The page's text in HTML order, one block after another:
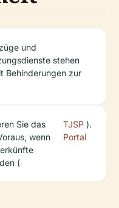
und
stehen
Behinderungen zur
Sie das
wenn
(
TJSP
Portal
).